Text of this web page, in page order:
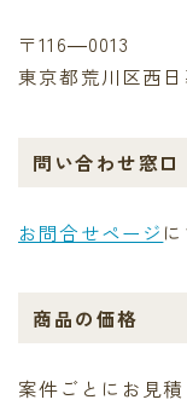
〒116―0013
東京都荒川区西
問い合わせ窓口
お問合せページ
商品の価格
案件ごとにお見